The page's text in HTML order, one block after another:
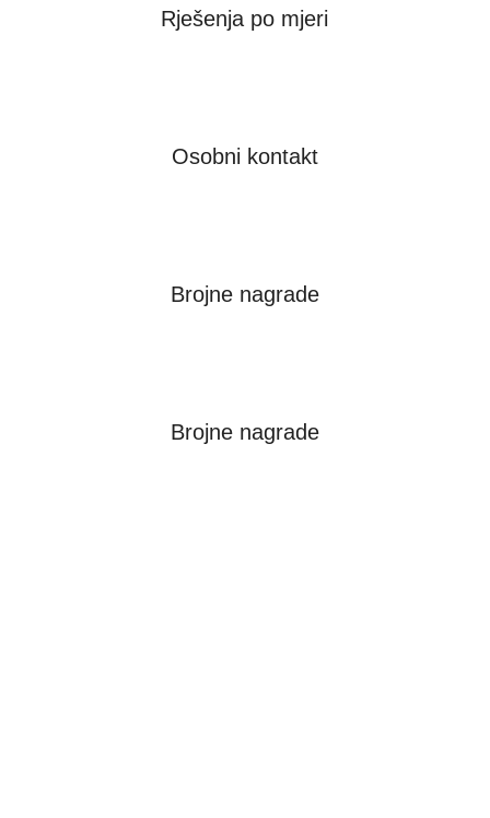
Rješenja po mjeri
Osobni kontakt
Brojne nagrade
Brojne nagrade